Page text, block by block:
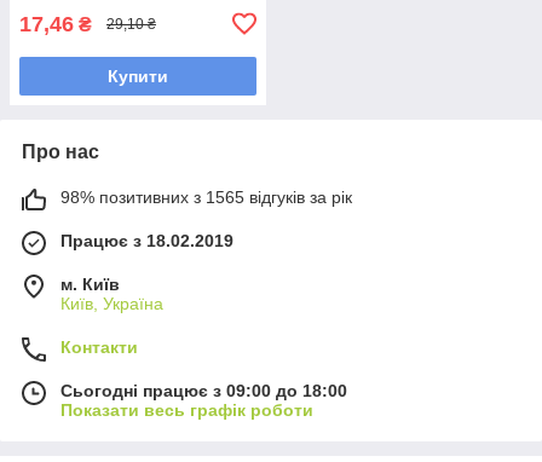
17,46 ₴ 29,10 ₴
Купити
Про нас
98% позитивних з 1565 відгуків за рік
Працює з 18.02.2019
м. Київ
Київ, Україна
Контакти
Сьогодні працює з 09:00 до 18:00
Показати весь графік роботи